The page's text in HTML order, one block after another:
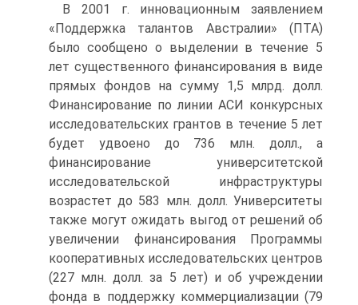
В 2001 г. инновационным заявлением
«Поддержка талантов Австралии» (ПТА)
было сообщено о выделении в течение 5
лет существенного финансирования в виде
прямых фондов на сумму 1,5 млрд. долл.
Финансирование по линии АСИ конкурсных
исследовательских грантов в течение 5 лет
будет удвоено до 736 млн. долл., а
финансирование университетской
исследовательской инфраструктуры
возрастет до 583 млн. долл. Университеты
также могут ожидать выгод от решений об
увеличении финансирования Программы
кооперативных исследовательских центров
(227 млн. долл. за 5 лет) и об учреждении
фонда в поддержку коммерциализации (79